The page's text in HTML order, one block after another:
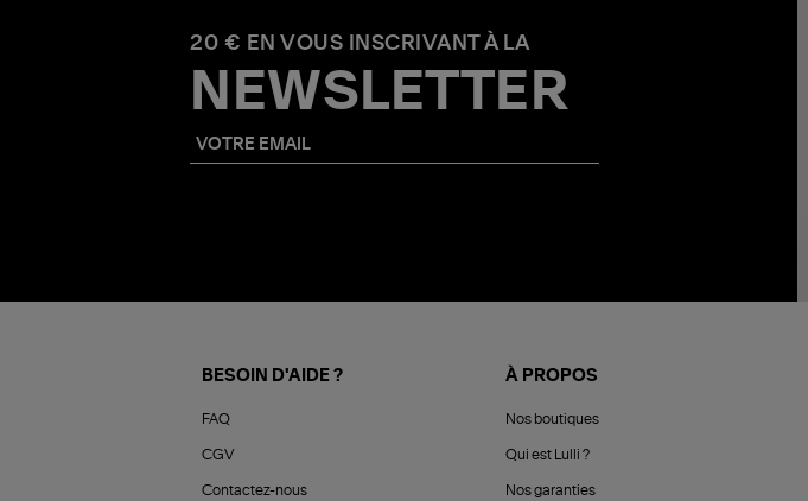
20 € EN VOUS INSCRIVANT À LA
NEWSLETTER
BESOIN D'AIDE ?
FAQ
CGV
Contactez-nous
À PROPOS
Nos boutiques
Qui est Lulli ?
Nos garanties